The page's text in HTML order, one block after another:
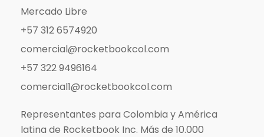
*
Mercado Libre
+57 312 6574920
comercial@rocketbookcol.com
+57 322 9496164
comercial1@rocketbookcol.com
Representantes para Colombia y América
latina de Rocketbook Inc. Más de 10.000